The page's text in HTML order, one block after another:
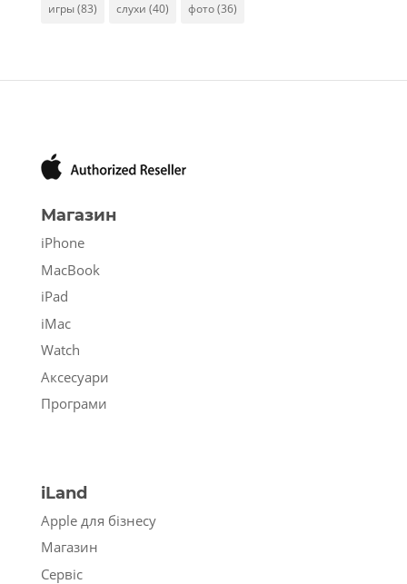
игры(83) слухи (40) фото(36)
Магазин
iPhone
MacBook
iPad
iMac
Watch
Аксесуари
Програми
iLand
Apple для бізнесу
Магазин
Сервіс